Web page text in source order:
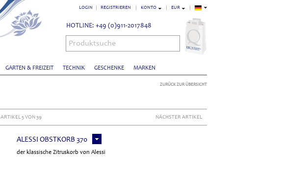
EUR
KONTO
LOGIN REGISTRIEREN
GARTEN & FREIZEIT TECHNIK GESCHENKE MARKEN
HOTLINE: +49 (0)911-2017848
Produktsuche
ZURÜCK ZUR ÜBERSICHT
ARTIKEL 5 VON 39 NÄCHSTER ARTIKEL
ALESSI OBSTKORB 370
der klassische Zitruskorb von Alessi